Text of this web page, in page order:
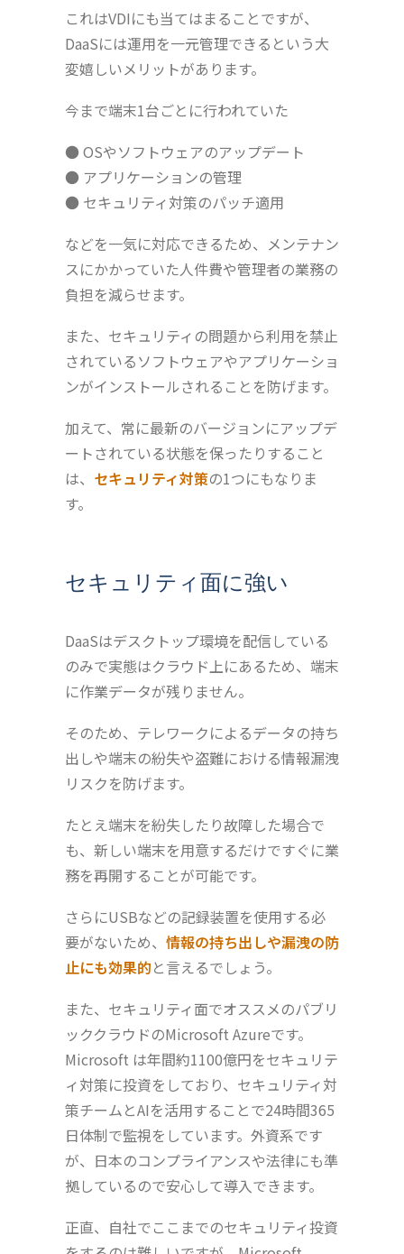
これはVDIにも当てはまることですが、
DaaSには運用を一元管理できるという大
変嬉しいメリットがあります。
今まで端末1台ごとに行われていた
● OSやソフトウェアのアップデート
● アプリケーションの管理
● セキュリティ対策のパッチ適用
などを一気に対応できるため、メンテナン
スにかかっていた人件費や管理者の業務の
負担を減らせます。
また、セキュリティの問題から利用を禁止
されているソフトウェアやアプリケーショ
ンがインストールされることを防げます。
加えて、常に最新のバージョンにアップデ
ートされている状態を保ったりすること
は、 セキュリティ対策の1つにもなりま
す。
セキュリティ面に強い
DaaSはデスクトップ環境を配信している
のみで実態はクラウド上にあるため、端末
に作業データが残りません。
そのため、テレワークによるデータの持ち
出しや端末の紛失や盗難における情報漏洩
リスクを防げます。
たとえ端末を紛失したり故障した場合で
も、新しい端末を用意するだけですぐに業
務を再開することが可能です。
さらにUSBなどの記録装置を使用する必
要がないため、 情報の持ち出しや漏洩の防
止にも効果的と言えるでしょう。
また、セキュリティ面でオススメのパブリ
ッククラウドのMicrosoft Azureです。
Microsoft は年間約1100億円をセキュリテ
ィ対策に投資をしており、セキュリティ対
策チームとAIを活用することで24時間365
日体制で監視をしています。外資系です
が、日本のコンプライアンスや法律にも準
拠しているので安心して導入できます。
正直、自社でここまでのセキュリティ投資